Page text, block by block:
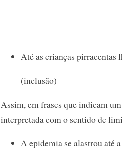
Até as crianças pirracentas
(inclusão)
Assim, em frases que indicam
interpretada com o sentido de
A epidemia se alastrou até